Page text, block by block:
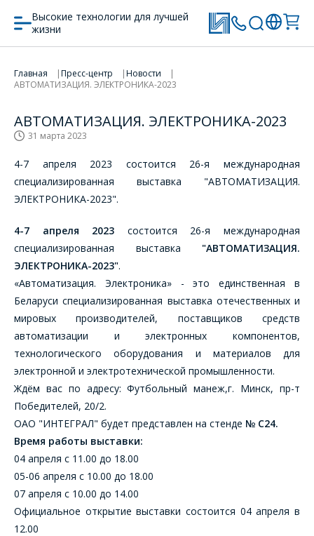
Высокие технологии для лучшей
жизни
Главная Пресс-центр
Новости
АВТОМАТИЗАЦИЯ. ЭЛЕКТРОНИКА-2023
АВТОМАТИЗАЦИЯ. ЭЛЕКТРОНИКА-2023
31 марта 2023
4-7 апреля 2023 состоится 26-я международная
специализированная выставка "АВТОМАТИЗАЦИЯ.
ЭЛЕКТРОНИКА-2023".
4-7 апреля 2023 состоится 26-я международная
специализированная выставка "АВТОМАТИЗАЦИЯ.
ЭЛЕКТРОНИКА-2023".
«Автоматизация. Электроника» - это единственная в
Беларуси специализированная выставка отечественных и
мировых производителей, поставщиков средств
автоматизации и электронных компонентов,
технологического оборудования и материалов для
электронной и электротехнической промышленности.
Ждём вас по адресу: Футбольный манеж,г. Минск, пр-т
Победителей, 20/2.
ОАО "ИНТЕГРАЛ" будет представлен на стенде № С24.
Время работы выставки:
04 апреля с 11.00 до 18.00
05-06 апреля с 10.00 до 18.00
07 апреля с 10.00 до 14.00
Официальное открытие выставки состоится 04 апреля в
12.00
ОФОРМИТЬ ЗАКАЗ
Форма предназначена
для юридических лиц
и ИП.
лицам
осуществляются в ТД
"ИНТЕГРАЛ", тел.+375
(17) 350-94-32
Укажите
интересующее Вас
изделие, и
ЗАДАТЬ ВОПРОС
СОТРУДНИКИ
КОМПАНИИ С
РАДОСТЬЮ
ОТВЕТЯТ НА
ВАШИ